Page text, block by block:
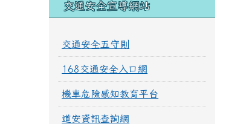
交通安全宣導網站
交通安全五守則
168交通安全入口網
機車危險感知教育平台
道安資訊查詢網